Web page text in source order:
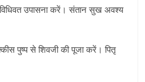
विधिवत उपासना करें। संतान सुख अवश्य
पुष्प से शिवजी की पूजा करें। पितृ